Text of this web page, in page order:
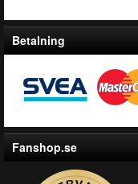
Betalning
Fanshop.se